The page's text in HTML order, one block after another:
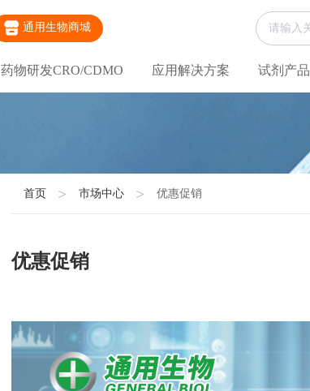
通用生物商城
药物研发CRO/CDMO 应用解决方案 试剂产品
首页 市场中心 优惠促销
优惠促销